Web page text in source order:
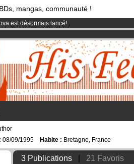
BDs, mangas, communauté !
est désormais lancé!.
et 1208BDs & Mangas!
à partir de3.95 eurospar mois !Clique ici
08/09/1995 Habite : Bretagne, France
3 Publications
21 Favoris